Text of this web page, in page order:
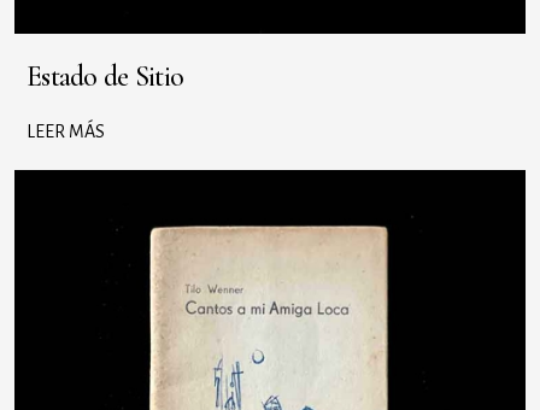
Estado de Sitio
LEER MÁS